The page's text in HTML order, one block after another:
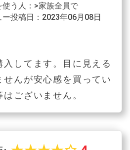
使う人：>家族全員で
ー投稿日：2023年06月08日
入してます。目に見える
んが安心感を買ってい
ございません。